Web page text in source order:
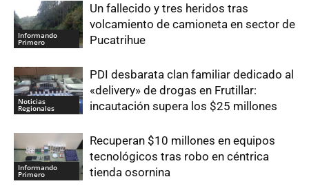
Informando
Primero
Un fallecido y tres heridos tras
volcamiento de camioneta en sector de
Pucatrihue
Noticias
Regionales
PDI desbarata clan familiar dedicado al
«delivery» de drogas en Frutillar:
incautación supera los $25 millones
Informando
Primero
Recuperan $10 millones en equipos
tecnológicos tras robo en céntrica
tienda osornina